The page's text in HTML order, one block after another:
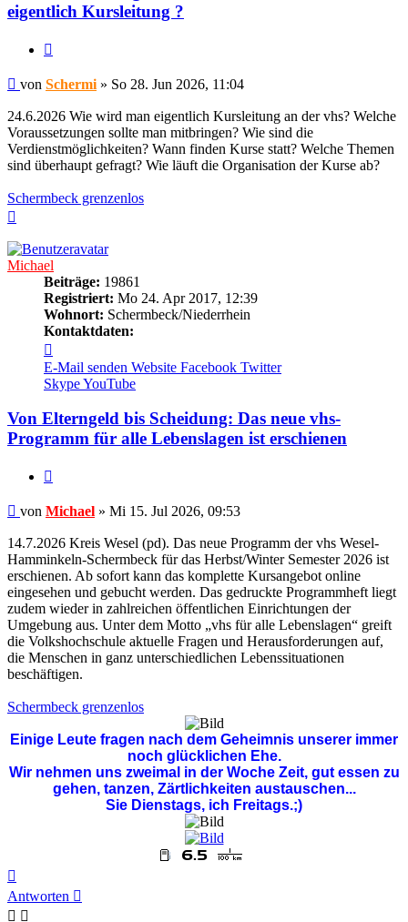
eigentlich Kursleitung ?
Beitrag
von Schermi » So 28. Jun 2026, 11:04
24.6.2026 Wie wird man eigentlich Kursleitung an der vhs? Welche
Voraussetzungen sollte man mitbringen? Wie sind die
Verdienstmöglichkeiten? Wann finden Kurse statt? Welche Themen
sind überhaupt gefragt? Wie läuft die Organisation der Kurse ab?
Schermbeck grenzenlos
Michael
Beiträge: 19861
Registriert: Mo 24. Apr 2017, 12:39
Wohnort: Schermbeck/Niederrhein
Kontaktdaten:
von
Michael
E-Mail senden Website Facebook Twitter
SkypeYouTube
Von Elterngeld bis Scheidung: Das neue vhs-
Programm für alle Lebenslagen ist erschienen
Beitrag
von Michael » Mi 15. Jul 2026, 09:53
14.7.2026 Kreis Wesel (pd). Das neue Programm der vhs Wesel-
Hamminkeln-Schermbeck für das Herbst/Winter Semester 2026 ist
erschienen. Ab sofort kann das komplette Kursangebot online
eingesehen und gebucht werden. Das gedruckte Programmheft liegt
zudem wieder in zahlreichen öffentlichen Einrichtungen der
Umgebung aus. Unter dem Motto „vhs für alle Lebenslagen“ greift
die Volkshochschule aktuelle Fragen und Herausforderungen auf,
die Menschen in ganz unterschiedlichen Lebenssituationen
beschäftigen.
Schermbeck grenzenlos
Einige Leute fragen nach dem Geheimnis unserer immer
noch glücklichen Ehe.
Wir nehmen uns zweimal in der Woche Zeit, gut essen zu
gehen, tanzen, Zärtlichkeiten austauschen...
Sie Dienstags, ich Freitags.;)
oben
Antworten